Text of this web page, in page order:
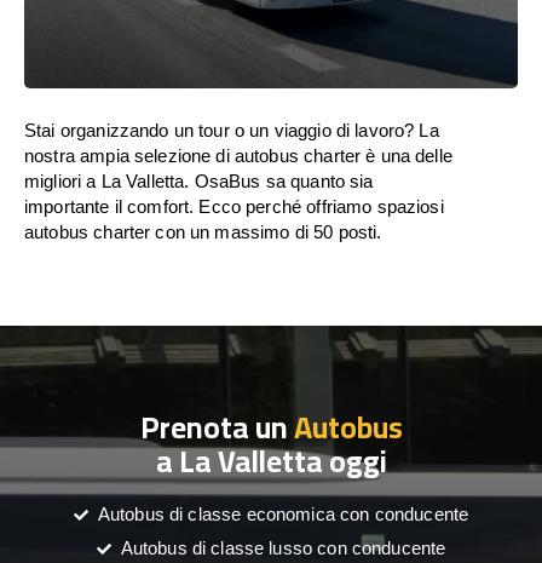
Stai organizzando un tour o un viaggio di lavoro? La
nostra ampia selezione di autobus charter è una delle
migliori a La Valletta. OsaBus sa quanto sia
importante il comfort. Ecco perché offriamo spaziosi
autobus charter con un massimo di 50 posti.
Prenota unAutobus
a La Valletta oggi
Autobus di classe economica con conducente
Autobus di classe lusso con conducente